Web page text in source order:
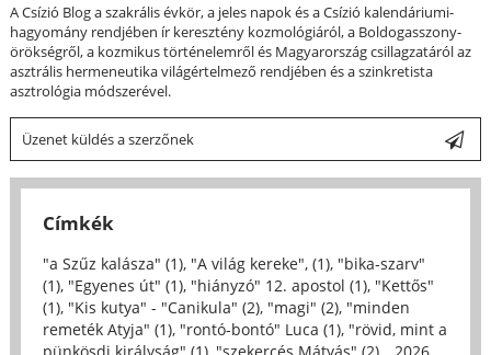
A Csízió Blog a szakrális évkör, a jeles napok és a Csízió kalendáriumi-
hagyomány rendjében ír keresztény kozmológiáról, a Boldogasszony-
örökségről, a kozmikus történelemről és Magyarország csillagzatáról az
asztrális hermeneutika világértelmező rendjében és a szinkretista
asztrológia módszerével.
Üzenet küldés a szerzőnek
Címkék
"a Szűz kalásza" (1), "A világ kereke", (1), "bika-szarv"
(1), "Egyenes út" (1), "hiányzó" 12. apostol (1), "Kettős"
(1), "Kis kutya" - "Canikula" (2), "magi" (2), "minden
remeték Atyja" (1), "rontó-bontó" Luca (1), "rövid, mint a